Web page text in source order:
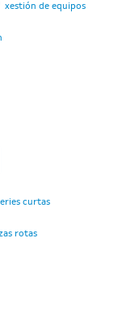
xestión de equipos
curtas
rotas